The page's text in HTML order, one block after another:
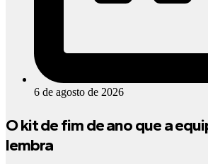
6 de agosto de 2026
O kit de fim de ano que a
lembra